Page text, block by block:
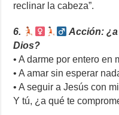
reclinar la cabeza”.
6.
Acción:
Dios?
• A darme por entero en
• A amar sin esperar
• A seguir a Jesús con
Y tú, ¿a qué te